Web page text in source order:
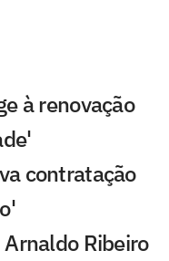
à renovação
contratação
Ribeiro